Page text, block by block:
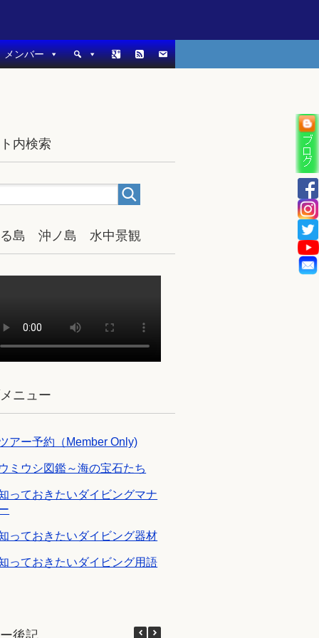
メンバー
内検索
る島 沖ノ島 水中景観
ニュー
アー予約（Member Only)
ウミウシ図鑑～海の宝石たち
っておきたいダイビングマナ
っておきたいダイビング器材
っておきたいダイビング用語